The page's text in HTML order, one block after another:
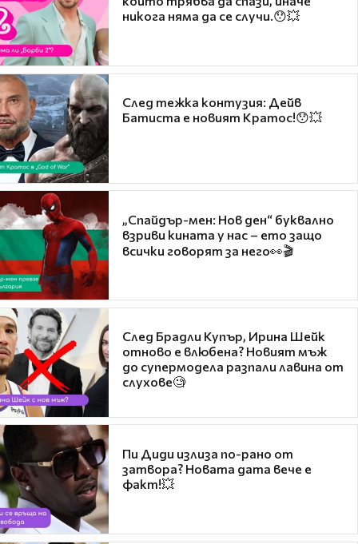
никога няма да се случи.😯💥
След тежка контузия: Дейв
Батиста е новият Кратос!😯💥
„Спайдър-мен: Нов ден“ буквално
взриви кината у нас – ето защо
всички говорят за него👀🎬
След Брадли Купър, Ирина Шейк
отново е влюбена? Новият мъж
до супермодела разпали лавина от
слухове🧐
Пи Диди излиза по-рано от
затвора? Новата дата вече е
факт!💥